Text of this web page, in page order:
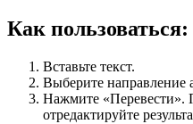
Как
Вставьте текст.
Выберите
Нажмите «Перевести».
отредактируйте